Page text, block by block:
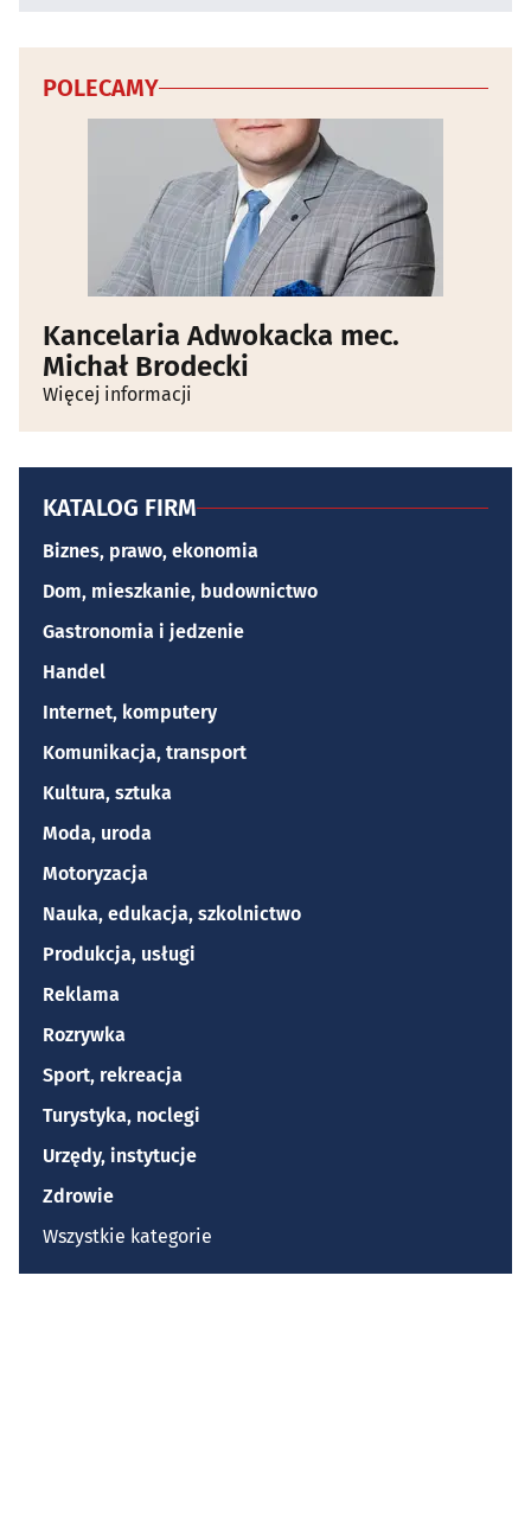
POLECAMY
Kancelaria Adwokacka mec.
Michał Brodecki
Więcej informacji
KATALOG FIRM
Biznes, prawo, ekonomia
Dom, mieszkanie, budownictwo
Gastronomia i jedzenie
Handel
Internet, komputery
Komunikacja, transport
Kultura, sztuka
Moda, uroda
Motoryzacja
Nauka, edukacja, szkolnictwo
Produkcja, usługi
Reklama
Rozrywka
Sport, rekreacja
Turystyka, noclegi
Urzędy, instytucje
Zdrowie
Wszystkie kategorie